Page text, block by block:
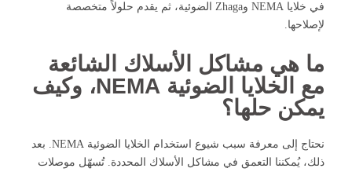
في خلايا NEMA وZhaga الضوئية، ثم يقدم حلولاً متخصصة
لإصلاحها.
ما هي مشاكل الأسلاك الشائعة
مع الخلايا الضوئية NEMA، وكيف
يمكن حلها؟
نحتاج إلى معرفة سبب شيوع استخدام الخلايا الضوئية NEMA. بعد
ذلك، يُمكننا التعمق في مشاكل الأسلاك المحددة. تُسهّل موصلات